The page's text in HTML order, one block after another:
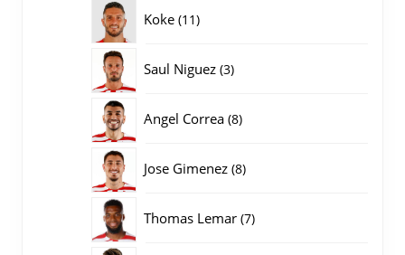
Koke 1111
Saul Niguez 33
Angel Correa 88
Jose Gimenez 88
Thomas Lemar 77